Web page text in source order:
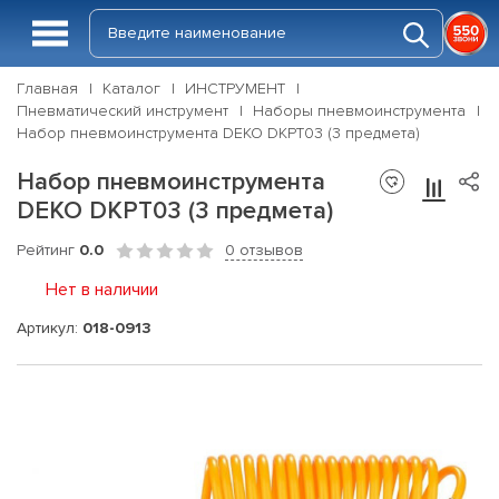
Главная Каталог
ИНСТРУМЕНТ
Пневматический инструмент
Наборы пневмоинструмента
Набор пневмоинструмента DEKO DKPT03 (3 предмета)
Набор пневмоинструмента
DEKO DKPT03 (3 предмета)
Рейтинг 0.0 0 отзывов
Нет в наличии
Артикул: 018-0913